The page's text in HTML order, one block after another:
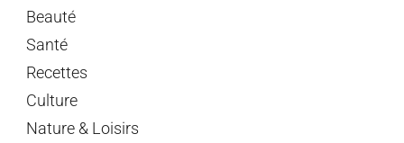
Beauté
Santé
Recettes
Culture
Nature & Loisirs